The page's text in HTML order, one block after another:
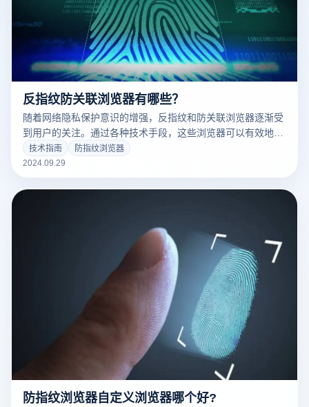
反指纹防关联浏览器有哪些？
随着网络隐私保护意识的增强，反指纹和防关联浏览器逐渐受
到用户的关注。通过各种技术手段，这些浏览器可以有效地隐
藏客户的真实身份，防止被网站跟踪和关联。在跨境电子商
务、社交媒体和多账户管理等场景中，选择合适的反指纹防关
联浏览器非常重要。接下来，我们将介绍一些值得关注的防指
纹浏览器，以帮助您提高在线感觉，同时保护隐私。
技术指南
防指纹浏览器
2024.09.29
防指纹浏览器自定义浏览器哪个好?